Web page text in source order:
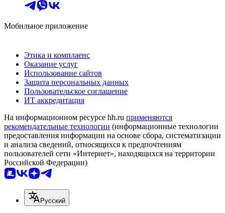
Мобильное приложение
Этика и комплаенс
Оказание услуг
Использование сайтов
Защита персональных данных
Пользовательское соглашение
ИТ аккредитация
На информационном ресурсе hh.ru применяются
рекомендательные технологии (информационные технологии
предоставления информации на основе сбора, систематизации
и анализа сведений, относящихся к предпочтениям
пользователей сети «Интернет», находящихся на территории
Российской Федерации)
Русский